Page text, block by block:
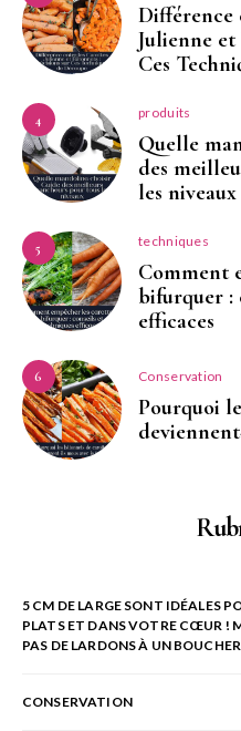
Différence
Julienne et
Ces
4 produits
Quelle
des
les niveaux
5 techniques
Comment
bifurquer :
efficaces
6 Conservation
Pourquoi
5 CM DE LARGE SONT IDÉALES
PLATS ET DANS VOTRE CŒUR !
PAS DE LARDONS À UN
CONSERVATION